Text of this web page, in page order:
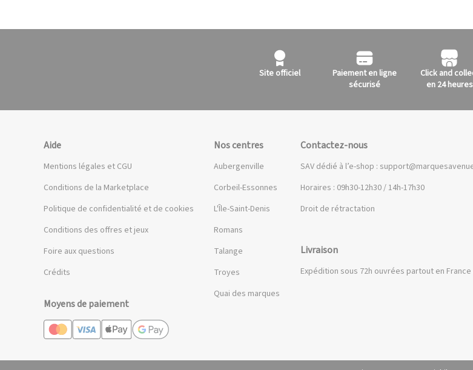
Site officiel
Paiement en ligne
sécurisé
Click and
en 24 heures
Aide
Mentions légales et CGU
Conditions de la Marketplace
Politique de confidentialité et de cookies
Conditions des offres et jeux
Foire aux questions
Crédits
Moyens de paiement
Nos centres
Aubergenville
Corbeil-Essonnes
L'Île-Saint-Denis
Romans
Talange
Troyes
Quai des marques
Contactez-nous
SAV dédié à l’e-shop :
Horaires : 09h30-12h30 / 14h-17h30
Droit de rétractation
Livraison
Expédition sous 72h ouvrées partout en